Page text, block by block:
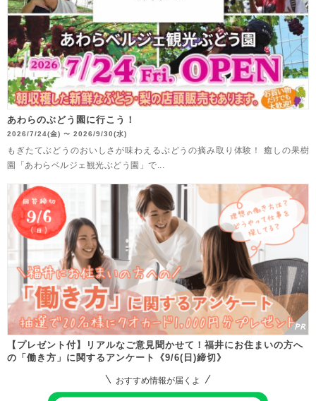
あわらのぶどう園に行こう！
2026/7/24(金) 〜 2026/9/30(水)
もぎたてぶどうのおいしさが味わえるぶどうの摘み取り体験！ 癒しの果樹
園「あわらベルジェ観光ぶどう園」で...
【プレゼント付】リアルなご意見聞かせて！福井にお住まいの方へ
の「働き方」に関するアンケート《9/6(日)締切》
おすすめ情報が届くよ